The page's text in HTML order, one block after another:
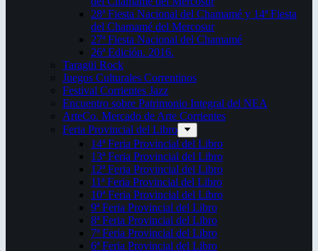
28ª Fiesta Nacional del Chamamé y 14ª Fiesta
del Chamamé del Mercosur
27ª Fiesta Nacional del Chamamé
26ª Edición. 2016.
Taragüi Rock
Juegos Culturales Correntinos
Festival Corrientes Jazz
Encuentro sobre Patrimonio Integral del NEA
ArteCo. Mercado de Arte Corrientes
Feria Provincial del Libro
14ª Feria Provincial del Libro
13ª Feria Provincial del Libro
12ª Feria Provincial del Libro
11ª Feria Provincial del Libro
10ª Feria Provincial del Libro
9ª Feria Provincial del Libro
8ª Feria Provincial del Libro
7ª Feria Provincial del Libro
6ª Feria Provincial del Libro